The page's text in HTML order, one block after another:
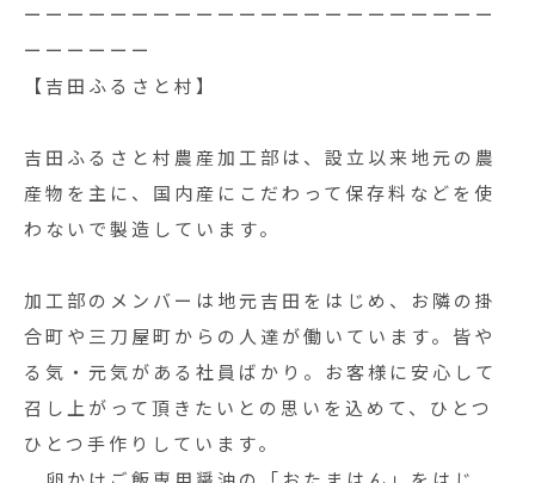
ーーーーーーーーーーーーーーーーーーーーーー
ーーーーーー
【吉田ふるさと村】
吉田ふるさと村農産加工部は、設立以来地元の農
産物を主に、国内産にこだわって保存料などを使
わないで製造しています。
加工部のメンバーは地元吉田をはじめ、お隣の掛
合町や三刀屋町からの人達が働いています。皆や
る気・元気がある社員ばかり。お客様に安心して
召し上がって頂きたいとの思いを込めて、ひとつ
ひとつ手作りしています。